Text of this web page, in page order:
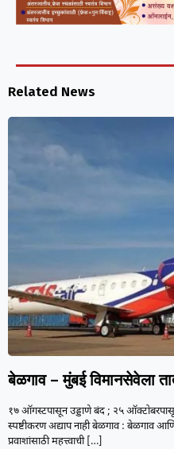
Related News
बेळगाव – मुंबई विमानसेवेला
१७ ऑगस्टपासून उड्डाणे बंद ; २५
स्पष्टीकरण अद्याप नाही बेळगाव : बेळगाव
प्रवाशांसाठी महत्त्वाची[…]